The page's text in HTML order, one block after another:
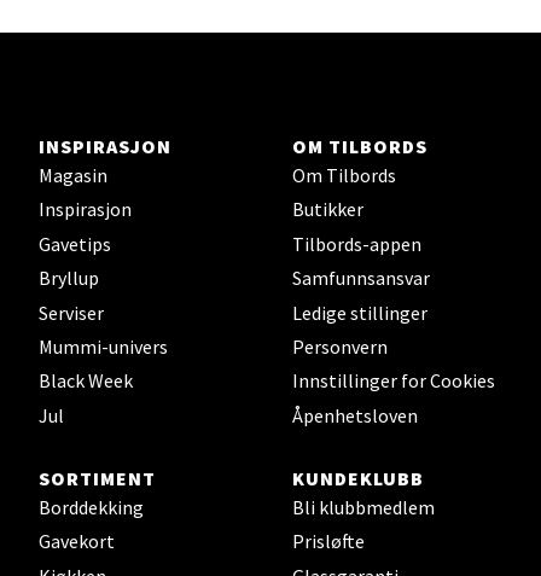
INSPIRASJON
Magasin
Inspirasjon
Gavetips
Bryllup
Serviser
Mummi-univers
Black Week
Jul
OM TILBORDS
Om Tilbords
Butikker
Tilbords-appen
Samfunnsansvar
Ledige stillinger
Personvern
Innstillinger for Cookies
Åpenhetsloven
SORTIMENT
Borddekking
Gavekort
KUNDEKLUBB
Bli klubbmedlem
Prisløfte
Orkanger - Thon Senter Orkanger
Thon Senter Orkanger, Orkdalsveien 113, 7300
Åpent i dag 09-20
Sandvika - Thon Senter Sandvika
Brodtkorbsgate 7, 1338 Sandvika